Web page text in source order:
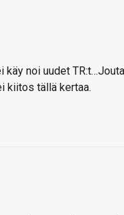
käy noi uudet
kiitos tällä kertaa.